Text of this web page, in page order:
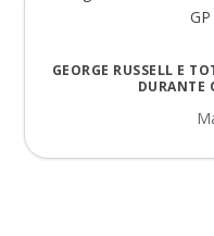
GEORGE RUSSELL E
DURANTE